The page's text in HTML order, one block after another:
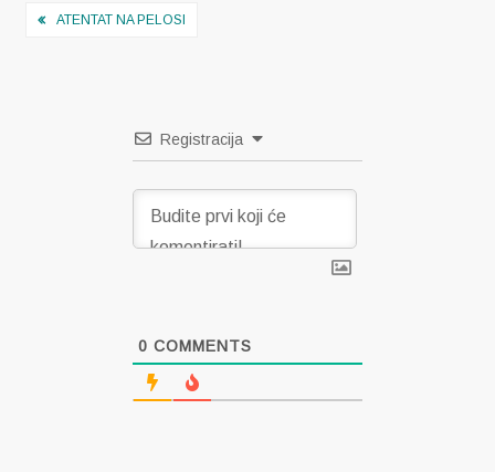
Navigacija
ATENTAT NA PELOSI
Registracija
0 COMMENTS